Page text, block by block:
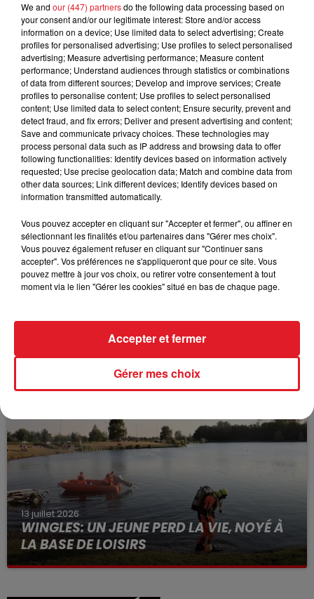
*Les recettes du spectacle seront reversées au CHU
de Lille, La Fondation Abbé-Pierre, Le Secours
populaire, Noël des Désherités (fond de solidarité et
de dotation « La Voix du Nord »), Abej Solidarité Lille
(accueil de personnes sans domicile), Auberges des
Migrants (Grande-Synthe), Episol 59, Douai (épicerie
sociale et solidaire), Solfa Wambrechies (accueil et
solidarité avec les femmes).
FIL D'ACTUS
VOLONTAIRE EN COURS, APRÈS LA...
Selon les premiers éléments, le logement servait
13 juillet 2026
WINGLES: UN JEUNE PERD LA VIE, NOYÉ À
LA BASE DE LOISIRS
La victime a coulé à pic
We and our (447) partnersdo the following data processing based on
your consent and/or our legitimate interest: Store and/or access
information on a device; Use limited data to select advertising; Create
profiles for personalised advertising; Use profiles to select personalised
advertising; Measure advertising performance; Measure content
performance; Understand audiences through statistics or combinations
of data from different sources; Develop and improve services; Create
profiles to personalise content; Use profiles to select personalised
content; Use limited data to select content; Ensure security, prevent and
detect fraud, and fix errors; Deliver and present advertising and content;
Save and communicate privacy choices. These technologies may
process personal data such as IP address and browsing data to offer
following functionalities: Identify devices based on information actively
requested; Use precise geolocation data; Match and combine data from
other data sources; Link different devices; Identify devices based on
information transmitted automatically.
Vous pouvez accepter en cliquant sur "Accepter et fermer", ou affiner en
sélectionnant les finalités et/ou partenaires dans "Gérer mes choix".
Vous pouvez également refuser en cliquant sur "Continuer sans
accepter". Vos préférences ne s'appliqueront que pour ce site. Vous
pouvez mettre à jour vos choix, ou retirer votre consentement à tout
moment via le lien "Gérer les cookies" situé en bas de chaque page.
Gérer mes choix
Accepter et fermer